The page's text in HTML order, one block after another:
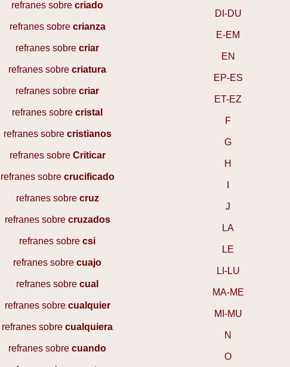
refranes sobre criado
refranes sobre crianza
refranes sobre criar
refranes sobre criatura
refranes sobre criar
refranes sobre cristal
refranes sobre cristianos
refranes sobre Criticar
refranes sobre crucificado
refranes sobre cruz
refranes sobre cruzados
refranes sobre csi
refranes sobre cuajo
refranes sobre cual
refranes sobre cualquier
refranes sobre cualquiera
refranes sobre cuando
DI-DU
E-EM
EN
EP-ES
ET-EZ
F
G
H
J
LA
LE
LI-LU
MA-ME
MI-MU
N
O